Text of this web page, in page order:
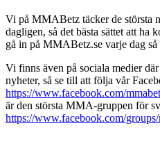
Vi på MMABetz täcker de största
dagligen, så det bästa sättet att ha
gå in på MMABetz.se varje dag så
Vi finns även på sociala medier
nyheter, så se till att följa vår
https://www.facebook.com/
är den största MMA-gruppen för
https://www.facebook.com/